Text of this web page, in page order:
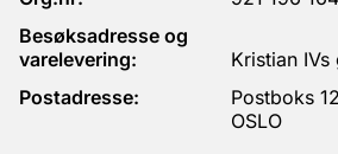
Besøksadresse og
varelevering:
Kristian IVs
Postadresse:
Postboks
OSLO